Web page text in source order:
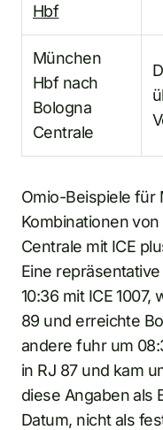
Hbf
München
Hbf nach
Bologna
Centrale
Omio-Beispiele für
Kombinationen
Centrale mit ICE
Eine
10:36 mit ICE
89 und erreichte
andere fuhr um
in RJ 87 und kam
diese Angaben als
Datum, nicht als